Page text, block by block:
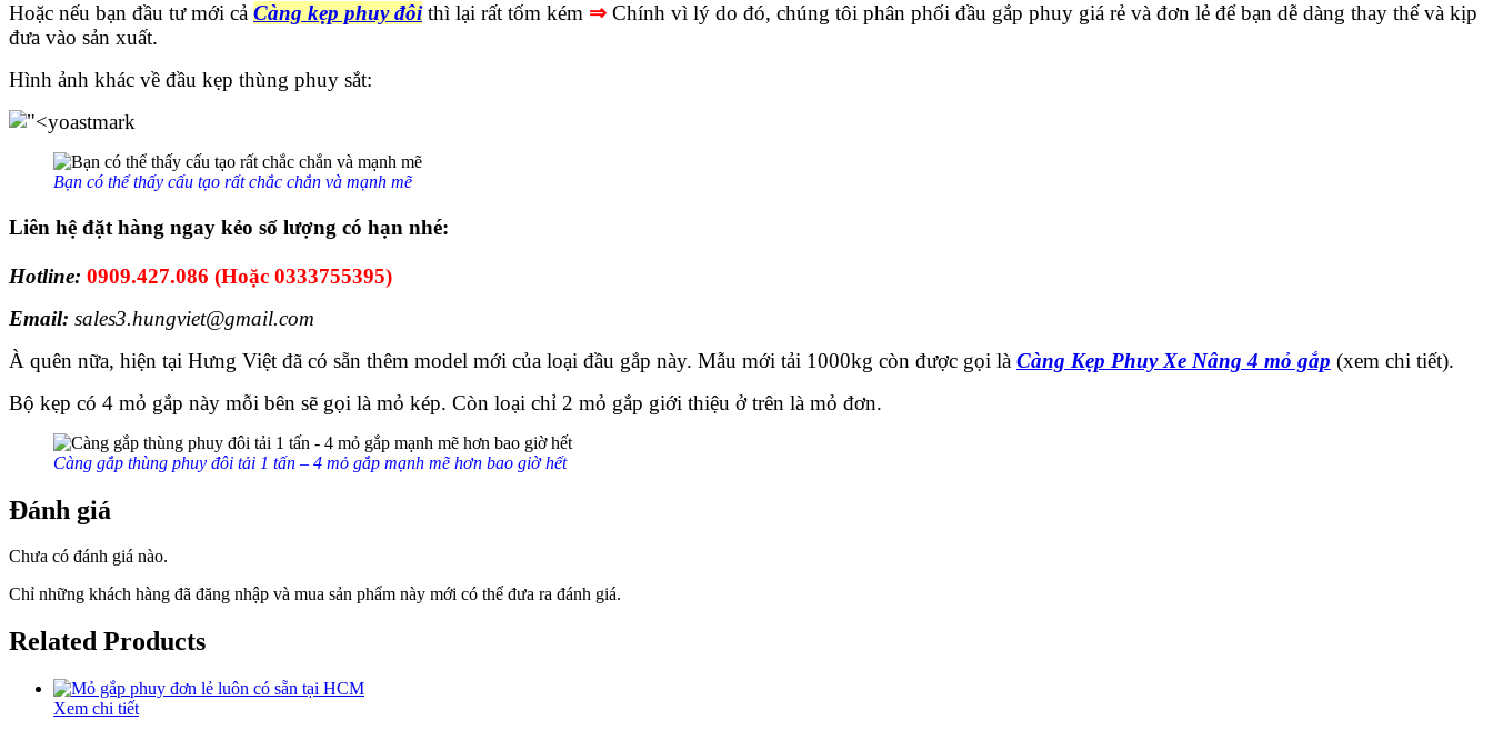
Hoặc nếu bạn đầu tư mới cả Càng kẹp phuy đôithì lại rất tốm kém ⇒ Chính vì lý do đó, chúng tôi phân phối đầu gắp phuy giá rẻ và đơn lẻ để bạn dễ dàng thay thế và kịp
đưa vào sản xuất.
Hình ảnh khác về đầu kẹp thùng phuy sắt:
Bạn có thể thấy cấu tạo rất chắc chắn và mạnh mẽ
Liên hệ đặt hàng ngay kẻo số lượng có hạn nhé:
Hotline: 0909.427.086 (Hoặc 0333755395)
Email: sales3.hungviet@gmail.com
À quên nữa, hiện tại Hưng Việt đã có sẵn thêm model mới của loại đầu gắp này. Mẫu mới tải 1000kg còn được gọi là Càng Kẹp Phuy Xe Nâng 4 mỏ gắp (xem chi tiết).
Bộ kẹp có 4 mỏ gắp này mỗi bên sẽ gọi là mỏ kép. Còn loại chỉ 2 mỏ gắp giới thiệu ở trên là mỏ đơn.
Càng gắp thùng phuy đôi tải 1 tấn – 4 mỏ gắp mạnh mẽ hơn bao giờ hết
Đánh giá
Chưa có đánh giá nào.
Chỉ những khách hàng đã đăng nhập và mua sản phẩm này mới có thể đưa ra đánh giá.
Related Products
Xem chi tiết